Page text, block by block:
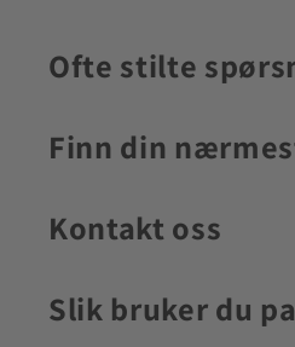
Ofte stilte
Finn din
Kontakt oss
Slik bruker du